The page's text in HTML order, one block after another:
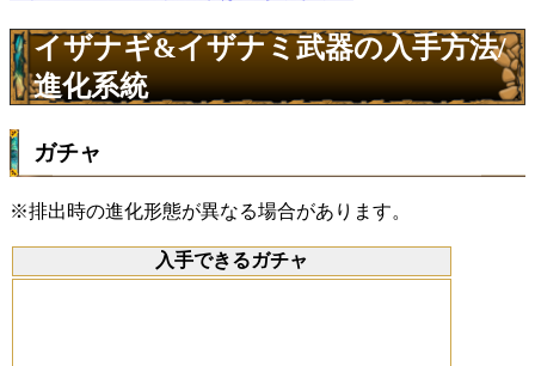
イザナギ&イザナミ武器の入手方法/
進化系統
ガチャ
※排出時の進化形態が異なる場合があります。
入手できるガチャ